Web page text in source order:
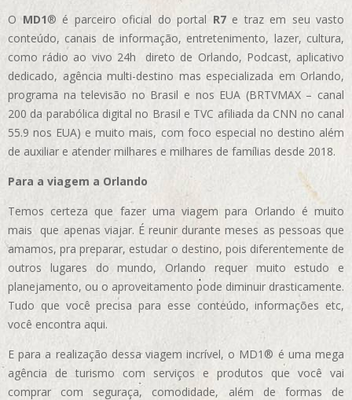
OMD1® é parceiro oficial do portal R7e traz em seu vasto
conteúdo, canais de informação, entretenimento, lazer, cultura,
como rádio ao vivo 24h direto de Orlando, Podcast, aplicativo
dedicado, agência multi-destino mas especializada em Orlando,
programa na televisão no Brasil e nos EUA (BRTVMAX – canal
200 da parabólica digital no Brasil e TVC afiliada da CNN no canal
55.9 nos EUA) e muito mais, com foco especial no destino além
de auxiliar e atender milhares e milhares de famílias desde 2018.
Para a viagem a Orlando
Temos certeza que fazer uma viagem para Orlando é muito
mais que apenas viajar. É reunir durante meses as pessoas que
amamos, pra preparar, estudar o destino, pois diferentemente de
outros lugares do mundo, Orlando requer muito estudo e
planejamento, ou o aproveitamento pode diminuir drasticamente.
Tudo que você precisa para esse conteúdo, informações etc,
você encontra aqui.
E para a realização dessa viagem incrível, o MD1® é uma mega
agência de turismo com serviços e produtos que você vai
comprar com seguraça, comodidade, além de formas de